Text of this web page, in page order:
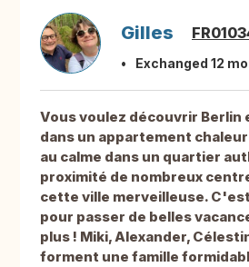
Gilles
Exchanged 12
Vous voulez découvrir Berlin
dans un appartement
au calme dans un quartier
proximité de nombreux
cette ville merveilleuse.
pour passer de belles
plus ! Miki, Alexander,
forment une famille